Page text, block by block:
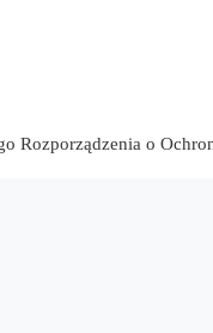
Rozporządzenia o